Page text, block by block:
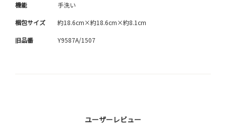
機能 手洗い
梱包サイズ 約18.6cm×約18.6cm×約8.1cm
旧品番 Y9587A/1507
ユーザーレビュー